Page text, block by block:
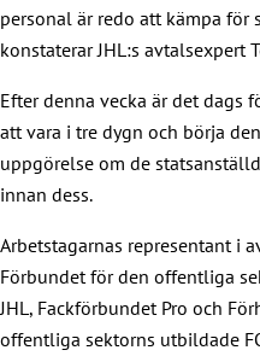
personal är redo att kämpa för
konstaterar JHL:s avtalsexpert
Efter denna vecka är det dags
att vara i tre dygn och börja
uppgörelse om de
innan dess.
Arbetstagarnas representant i
Förbundet för den offentliga
JHL, Fackförbundet Pro och
offentliga sektorns utbildade